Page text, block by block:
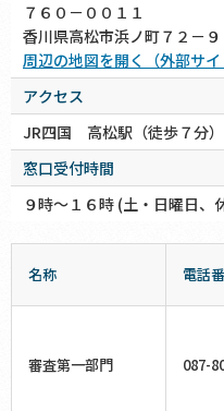
７６０－００１１
香川県高松市浜ノ町７２－９
周辺の地図を開く（外部サイ
アクセス
JR四国 高松駅（徒歩７分）
窓口受付時間
９時～１６時 (土・日曜日、
名称 電話
審査第一部門 087-